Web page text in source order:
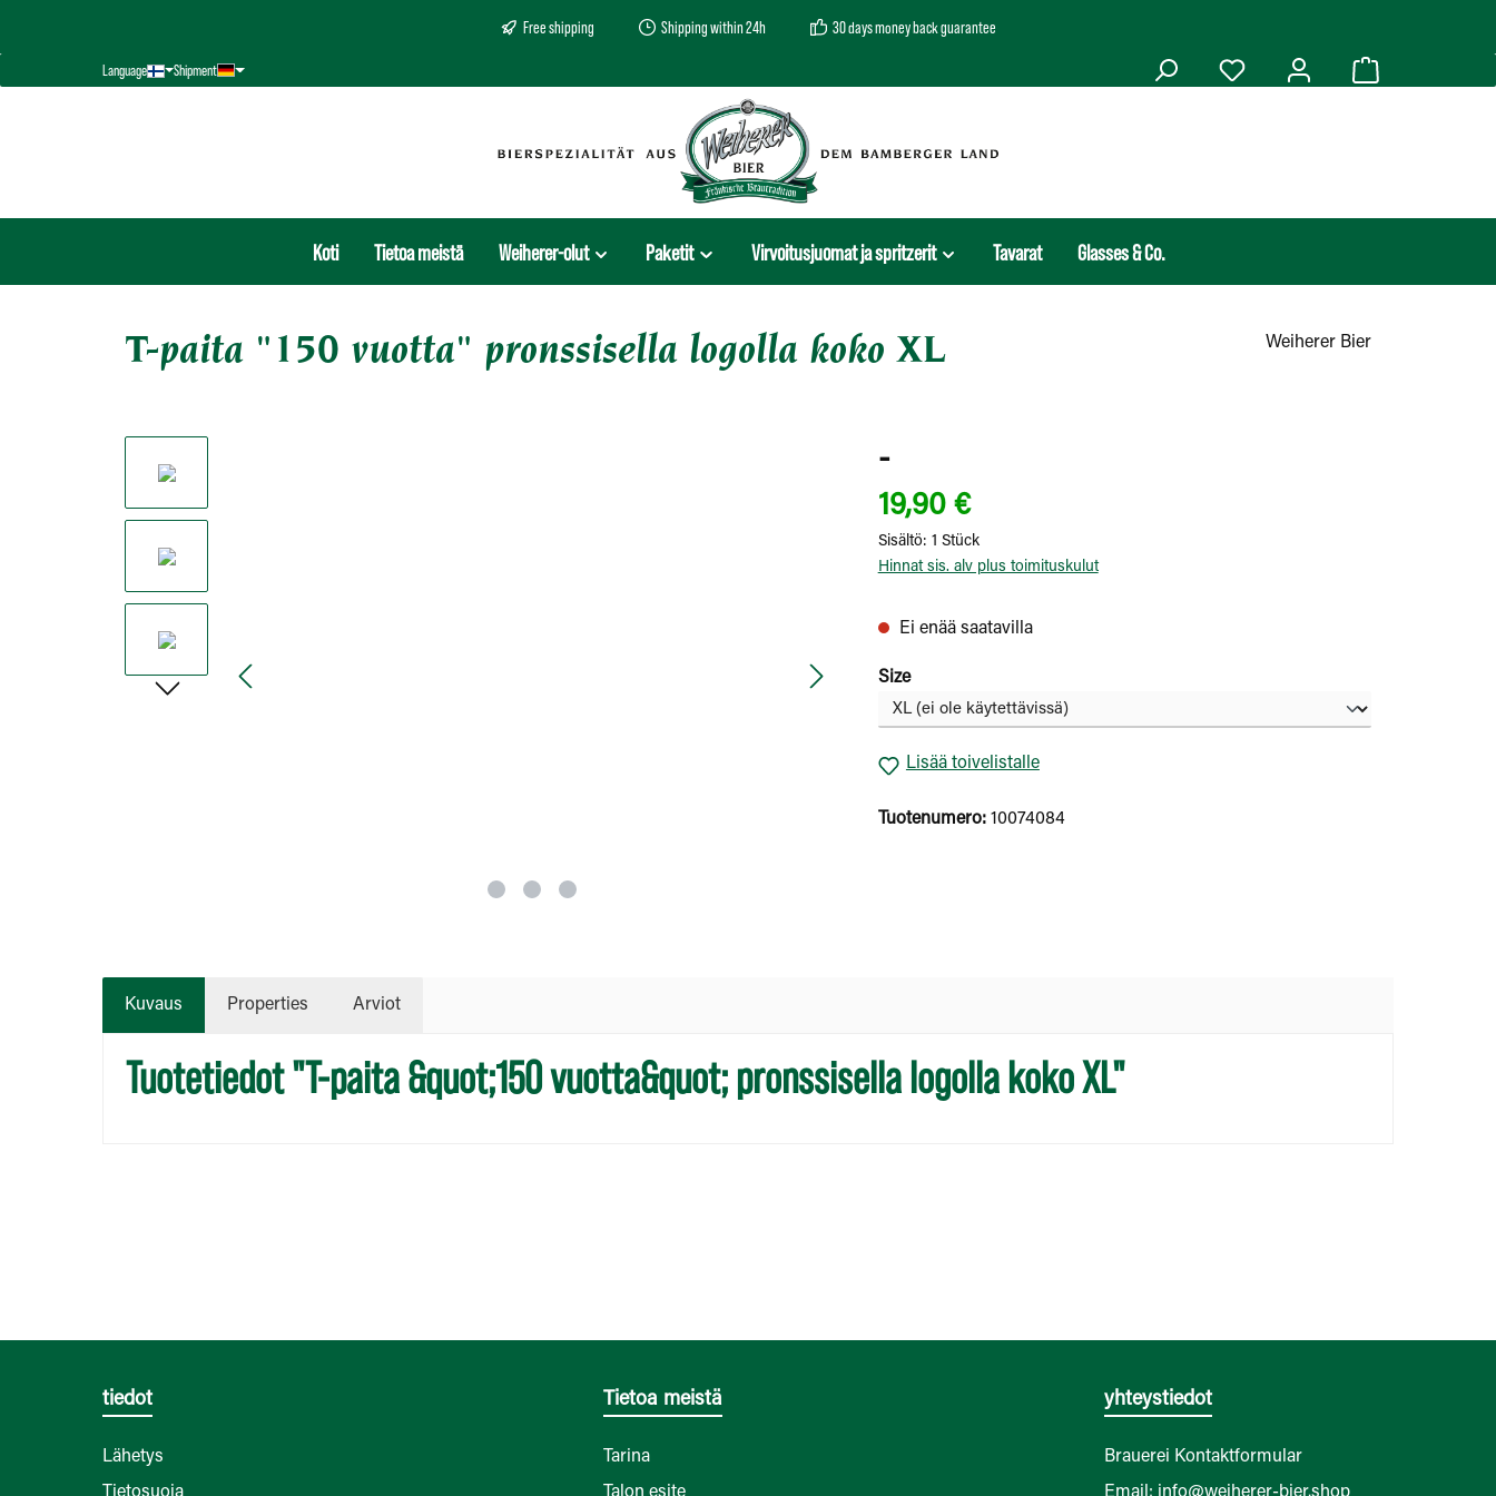
Free shipping Shipping within 24h 30 days money back guarantee
Language Shipment
Koti Tietoa meistä Weiherer-olut Paketit Virvoitusjuomat ja spritzerit Tavarat Glasses & Co.
T-paita "150 vuotta" pronssisella logolla koko XL Weiherer Bier
-
19,90 €
Sisältö: 1 Stück
Hinnat sis. alv plus toimituskulut
Ei enää saatavilla
Valitse
Size
Lisää toivelistalle
Tuotenumero: 10074084
Kuvaus Properties Arviot
Tuotetiedot "T-paita &quot;150 vuotta&quot; pronssisella logolla koko XL"
tiedot
Lähetys
Tietoa meistä
Tarina
yhteystiedot
Brauerei Kontaktformular